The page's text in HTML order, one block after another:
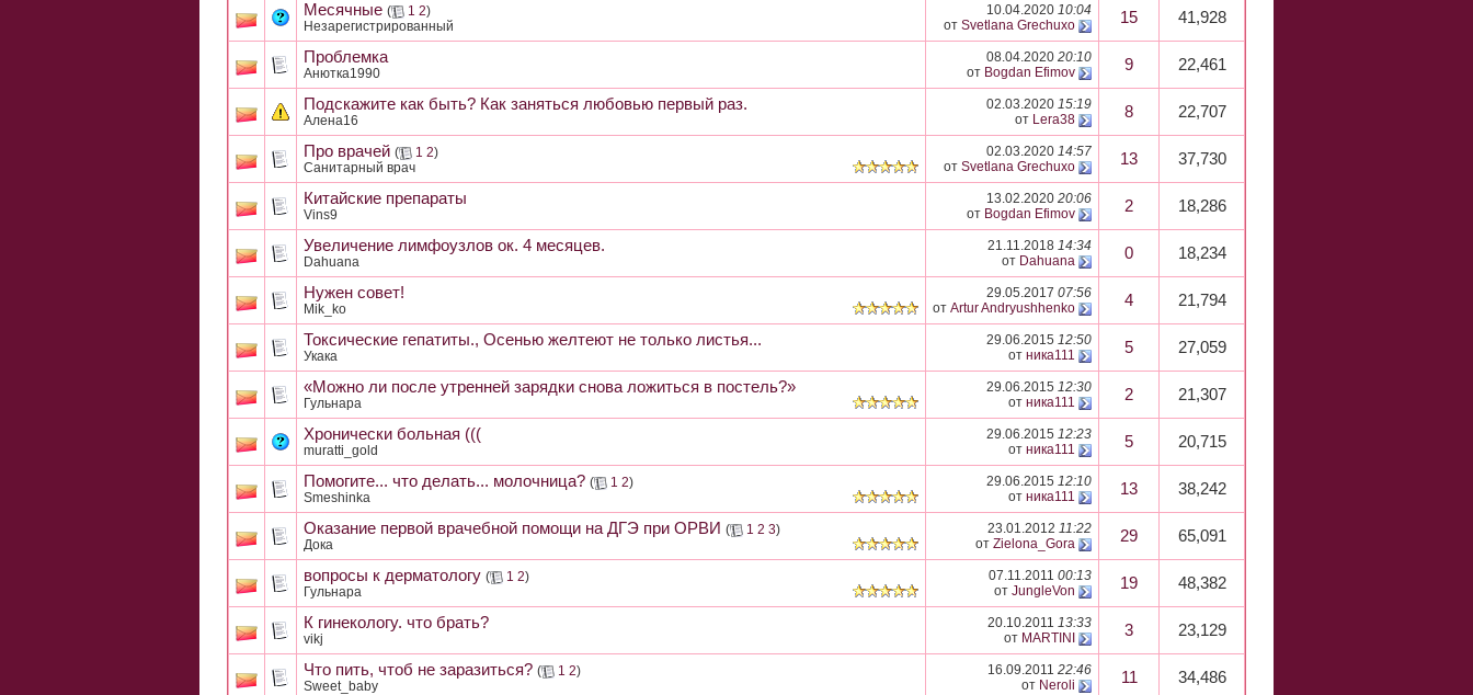
Месячные ( 1 2)
Незарегистрированный
10.04.2020 10:04
от Svetlana Grechuxo 15 41,928
Проблемка
Анютка1990
08.04.2020 20:10
от Bogdan Efimov 9 22,461
Подскажите как быть? Как заняться любовью первый раз.
Алена16
02.03.2020 15:19
от Lera38 8 22,707
Про врачей ( 1 2)
Санитарный врач
02.03.2020 14:57
от Svetlana Grechuxo 13 37,730
Китайские препараты
Vins9
13.02.2020 20:06
от Bogdan Efimov 2 18,286
Увеличение лимфоузлов ок. 4 месяцев.
Dahuana
21.11.2018 14:34
от Dahuana 0 18,234
Нужен совет!
Mik_ko
29.05.2017 07:56
от Artur Andryushhenko 4 21,794
Токсические гепатиты., Осенью желтеют не только листья...
Укака
29.06.2015 12:50
от ника111 5 27,059
«Можно ли после утренней зарядки снова ложиться в постель?»
Гульнара
29.06.2015 12:30
от ника111 2 21,307
Хронически больная (((
muratti_gold
29.06.2015 12:23
от ника111 5 20,715
Помогите... что делать... молочница? ( 1 2)
Smeshinka
29.06.2015 12:10
от ника111 13 38,242
Оказание первой врачебной помощи на ДГЭ при ОРВИ ( 1 2 3)
Дока
23.01.2012 11:22
от Zielona_Gora 29 65,091
вопросы к дерматологу ( 1 2)
Гульнара
07.11.2011 00:13
от JungleVon 19 48,382
К гинекологу. что брать?
vikj
20.10.2011 13:33
от MARTINI 3 23,129
Что пить, чтоб не заразиться? ( 1 2)
Sweet_baby
16.09.2011 22:46
от Neroli 11 34,486